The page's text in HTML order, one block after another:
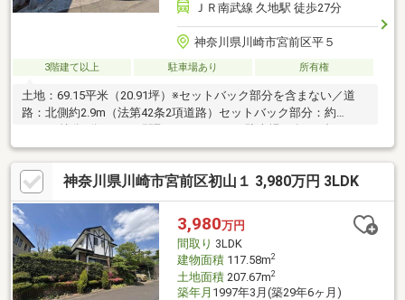
ＪＲ南武線 久地駅 徒歩27分
神奈川県川崎市宮前区平５
3階建て以上 駐車場あり 所有権
土地：69.15平米（20.91坪）※セットバック部分を含まない／道
路：北側約2.9m（法第42条2項道路）セットバック部分：約
神奈川県川崎市宮前区初山１ 3,980万円 3LDK
3,980万円
間取り 3LDK
建物面積117.58m2
土地面積207.67m2
築年月 1997年3月(築29年6ヶ月)